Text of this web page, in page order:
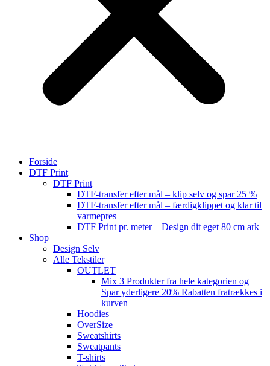
Forside
DTF Print
DTF Print
DTF-transfer efter mål – klip selv og spar 25 %
DTF-transfer efter mål – færdigklippet og klar til
varmepres
DTF Print pr. meter – Design dit eget 80 cm ark
Shop
Design Selv
Alle Tekstiler
OUTLET
Mix 3 Produkter fra hele kategorien og
Spar yderligere 20% Rabatten fratrækkes i
kurven
Hoodies
OverSize
Sweatshirts
Sweatpants
T-shirts